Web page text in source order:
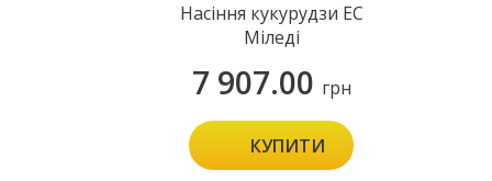
Насіння кукурудзи ЕС
Міледі
7 907.00 грн
КУПИТИ